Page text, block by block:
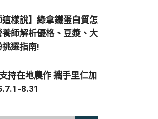
這樣說】綠拿鐵蛋白質怎
養師解析優格、豆漿、大
選指南!
持在地農作 攜手里仁加
8.31